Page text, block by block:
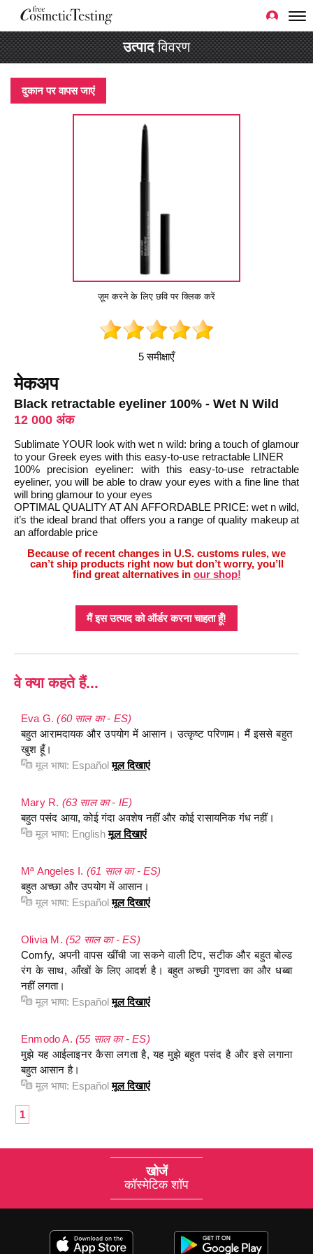
उत्पादविवरण
दुकान पर वापस जाएं
ज़ूम करने के लिए छवि पर क्लिक करें
5 समीक्षाएँ
मेकअप
Black retractable eyeliner 100% - Wet N Wild
12 000 अंक
Sublimate YOUR look with wet n wild: bring a touch of glamour
to your Greek eyes with this easy-to-use retractable LINER
100% precision eyeliner: with this easy-to-use retractable
eyeliner, you will be able to draw your eyes with a fine line that
will bring glamour to your eyes
OPTIMAL QUALITY AT AN AFFORDABLE PRICE: wet n wild,
it’s the ideal brand that offers you a range of quality makeup at
an affordable price
Because of recent changes in U.S. customs rules, we
can’t ship products right now but don’t worry, you’ll
find great alternatives in our shop!
मैं इस उत्पाद को ऑर्डर करना चाहता हूँ!
वे क्या कहते हैं...
Eva G.(60 साल का - ES)
बहुत आरामदायक और उपयोग में आसान। उत्कृष्ट परिणाम। मैं इससे बहुत
खुश हूँ।
मूल भाषा: Español मूल दिखाएं
Mary R. (63 साल का - IE)
बहुत पसंद आया, कोई गंदा अवशेष नहीं और कोई रासायनिक गंध नहीं।
मूल भाषा: English मूल दिखाएं
Mª Angeles I. (61 साल का - ES)
बहुत अच्छा और उपयोग में आसान।
मूल भाषा: Español मूल दिखाएं
Olivia M. (52 साल का - ES)
Comfy, अपनी वापस खींची जा सकने वाली टिप, सटीक और बहुत बोल्ड
रंग के साथ, आँखों के लिए आदर्श है। बहुत अच्छी गुणवत्ता का और धब्बा
नहीं लगता।
मूल भाषा: Español मूल दिखाएं
Enmodo A. (55 साल का - ES)
मुझे यह आईलाइनर कैसा लगता है, यह मुझे बहुत पसंद है और इसे लगाना
बहुत आसान है।
मूल भाषा: Español मूल दिखाएं
1
खोजें
कॉस्मेटिक शॉप